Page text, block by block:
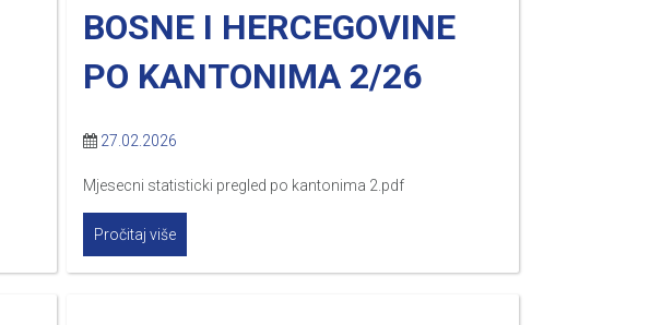
BOSNE I HERCEGOVINE
PO KANTONIMA 2/26
27.02.2026
Mjesecni statisticki pregled po kantonima 2.pdf
Pročitaj više